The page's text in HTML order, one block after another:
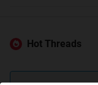
Hot Threads